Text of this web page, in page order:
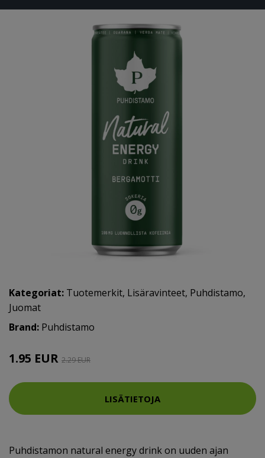
Kategoriat: Tuotemerkit, Lisäravinteet, Puhdistamo,
Juomat
Brand: Puhdistamo
1.95 EUR 2.29 EUR
LISÄTIETOJA
Puhdistamon natural energy drink on uuden ajan